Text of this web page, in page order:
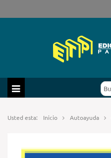
Usted esta: Inicio Autoayuda